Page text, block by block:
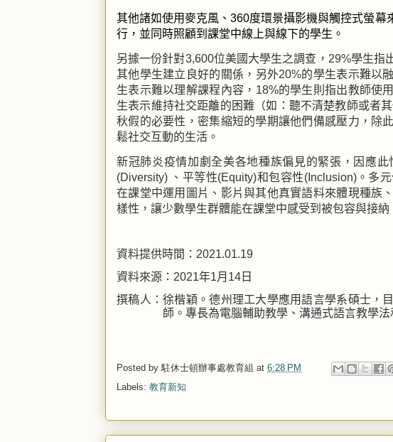
其他諸如使用麥克風、360度環景攝影機與觸控式螢幕
行，並同時照顧到課堂中線上與線下的學生。
另據一份針對3,600位美國大學生之調查， 29%學生指
其他學生建立良好的關係，另外20%的學生表示難以
生表示難以理解課程內容， 18%的學生則指出教師使
生表示維持社交距離的困難（如：聽不清楚教師或者
秋假的必要性，密集縮短的學期讓他們備感壓力，除
鬆社交互動的生活。
新冠肺炎疫情加劇全美各地種族偏見的緊張，因應
(Diversity) 、平等性(Equity)和包容性(Inclusion)。多
在課堂中運用圖片、影片與其他真實語料來體現種族
樣性，讓少數學生群體能在課堂中感受到被包容與接納
資料提供時間： 2021.01.19
資料來源： 2021年1月 14 日
撰稿人：徐楷穎。德州理工大學應用語言學系碩士，
師。專長為電腦輔助教學、溝通式語言教學法
Posted by 駐休士頓辦事處教育組 at 6:28 PM
Labels: 教育新知